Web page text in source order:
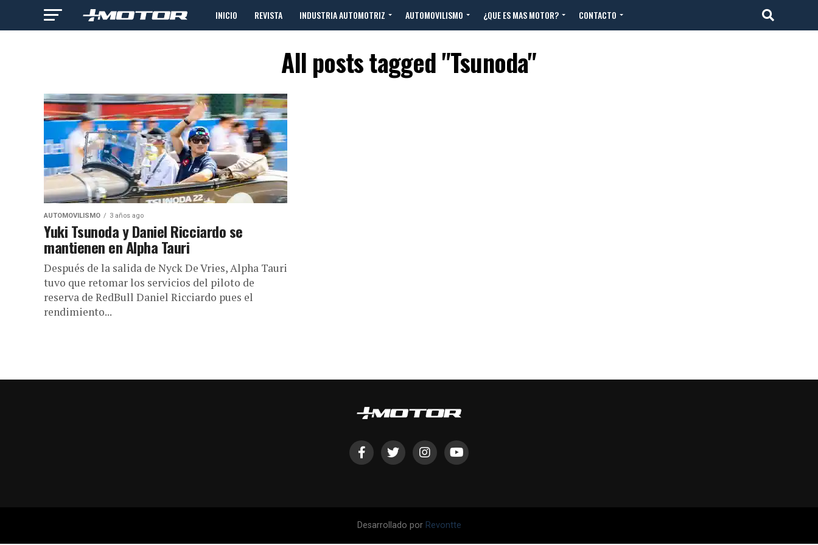
INICIO REVISTA INDUSTRIA AUTOMOTRIZ AUTOMOVILISMO ¿QUE ES MAS MOTOR? CONTACTO
All posts tagged "Tsunoda"
AUTOMOVILISMO 3 años ago
Yuki Tsunoda y Daniel Ricciardo se
mantienen en Alpha Tauri
Después de la salida de Nyck De Vries, Alpha Tauri
tuvo que retomar los servicios del piloto de
reserva de RedBull Daniel Ricciardo pues el
rendimiento...
Desarrollado por Revontte